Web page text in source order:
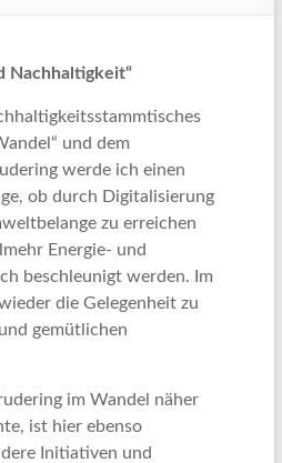
Nachhaltigkeit“
und dem
werde ich einen
ob durch Digitalisierung
zu erreichen
Energie- und
beschleunigt werden. Im
die Gelegenheit zu
gemütlichen
im Wandel näher
ist hier ebenso
Initiativen und